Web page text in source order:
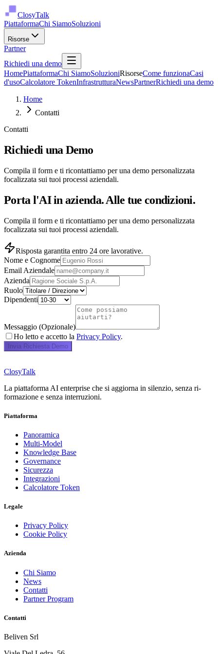
ClosyTalk
PiattaformaChi SiamoSoluzioni
Risorse
Partner
Richiedi una demo
HomePiattaformaChi SiamoSoluzioniRisorseCome funzionaCasi
d'usoCalcolatore TokenInfrastrutturaNewsPartnerRichiedi una demo
Home
Contatti
Contatti
Richiedi una Demo
Compila il form e ti ricontattiamo per una demo personalizzata
focalizzata sui tuoi processi aziendali.
Porta l'AI in azienda. Alle tue condizioni.
Compila il form e ti ricontattiamo per una demo personalizzata
focalizzata sui tuoi processi aziendali.
Risposta garantita entro 24 ore lavorative.
Nome e Cognome
Email Aziendale
Azienda
Ruolo
Dipendenti
Messaggio (Opzionale)
Ho letto e accetto la Privacy Policy.
Invia Richiesta Demo
ClosyTalk
La piattaforma AI enterprise che si aggiorna in silenzio, senza ri-
formazione e senza interruzioni.
Piattaforma
Panoramica
Multi-Model
Knowledge Base
Governance
Sicurezza
Integrazioni
Calcolatore Token
Legale
Privacy Policy
Cookie Policy
Azienda
Chi Siamo
News
Contatti
Partner Program
Contatti
Beliven Srl